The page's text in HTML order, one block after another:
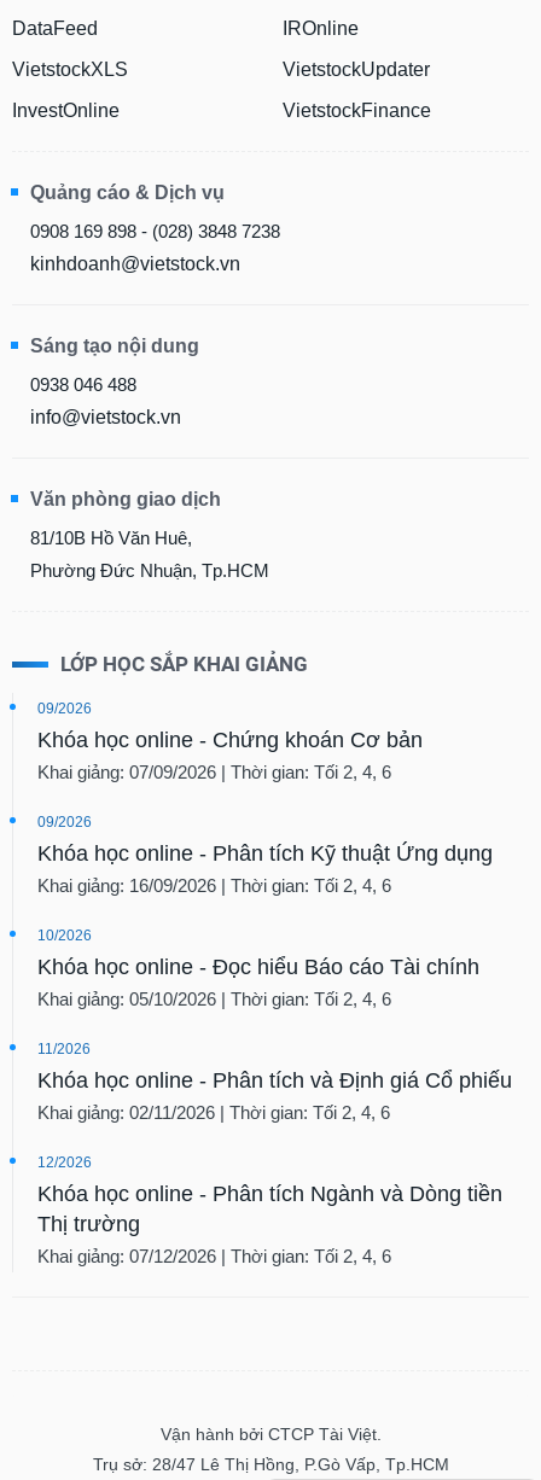
DataFeed
VietstockXLS
InvestOnline
IROnline
VietstockUpdater
VietstockFinance
Quảng cáo & Dịch vụ
0908 169 898 - (028) 3848 7238
kinhdoanh@vietstock.vn
Sáng tạo nội dung
0938 046 488
info@vietstock.vn
Văn phòng giao dịch
81/10B Hồ Văn Huê,
Phường Đức Nhuận, Tp.HCM
LỚP HỌC SẮP KHAI GIẢNG
09/2026
Khóa học online - Chứng khoán Cơ bản
Khai giảng: 07/09/2026 | Thời gian: Tối 2, 4, 6
09/2026
Khóa học online - Phân tích Kỹ thuật Ứng dụng
Khai giảng: 16/09/2026 | Thời gian: Tối 2, 4, 6
10/2026
Khóa học online - Đọc hiểu Báo cáo Tài chính
Khai giảng: 05/10/2026 | Thời gian: Tối 2, 4, 6
11/2026
Khóa học online - Phân tích và Định giá Cổ phiếu
Khai giảng: 02/11/2026 | Thời gian: Tối 2, 4, 6
12/2026
Khóa học online - Phân tích Ngành và Dòng tiền
Thị trường
Khai giảng: 07/12/2026 | Thời gian: Tối 2, 4, 6
Vận hành bởi CTCP Tài Việt.
Trụ sở: 28/47 Lê Thị Hồng, P.Gò Vấp, Tp.HCM